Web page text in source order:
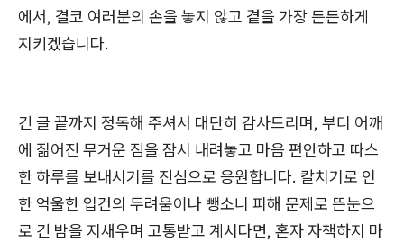
에서, 결코 여러분의 손을 놓지 않고 곁을 가장 든든하게
지키겠습니다.
긴 글 끝까지 정독해 주셔서 대단히 감사드리며, 부디 어깨
에 짊어진 무거운 짐을 잠시 내려놓고 마음 편안하고 따스
한 하루를 보내시기를 진심으로 응원합니다. 칼치기로 인
한 억울한 입건의 두려움이나 뺑소니 피해 문제로 뜬눈으
로 긴 밤을 지새우며 고통받고 계시다면, 혼자 자책하지 마